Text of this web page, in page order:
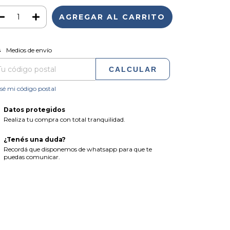
para el CP:
Medios de envío
CALCULAR
mi código postal
Datos protegidos
Realiza tu compra con total tranquilidad.
¿Tenés una duda?
Recordá que disponemos de whatsapp para que te
puedas comunicar.